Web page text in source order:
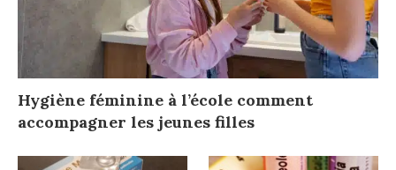
Hygiène féminine à l’école comment
accompagner les jeunes filles